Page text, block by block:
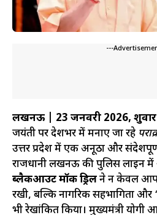
---
लखनऊ | 23 जनवरी 2026,
जयंती पर देशभर में मनाए जा रहे
उत्तर प्रदेश में एक अनूठा और
राजधानी लखनऊ की पुलिस लाइन
ब्लैकआउट मॉक ड्रिलने न केवल
रखी, बल्कि नागरिक सहभागिता और
भी रेखांकित किया। मुख्यमंत्री योगी